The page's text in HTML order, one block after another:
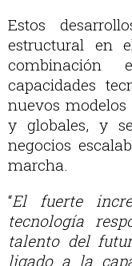
Estos
estructural en
capacidades
nuevos
y globales, y
negocios
marcha.
“El fuerte
tecnología
talento del
ligado a la